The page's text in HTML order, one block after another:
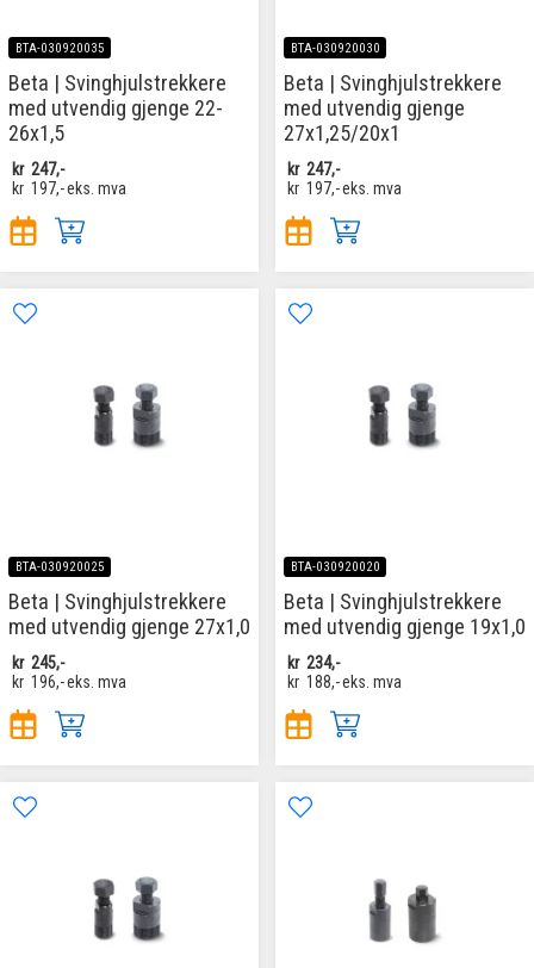
BTA-030920035
Beta | Svinghjulstrekkere
med utvendig gjenge 22-
26x1,5
kr 247,-
kr 197,-eks. mva
BTA-030920030
Beta | Svinghjulstrekkere
med utvendig gjenge
27x1,25/20x1
kr 247,-
kr 197,-eks. mva
BTA-030920025
Beta | Svinghjulstrekkere
med utvendig gjenge 27x1,0
kr 245,-
kr 196,-eks. mva
BTA-030920020
Beta | Svinghjulstrekkere
med utvendig gjenge 19x1,0
kr 234,-
kr 188,-eks. mva